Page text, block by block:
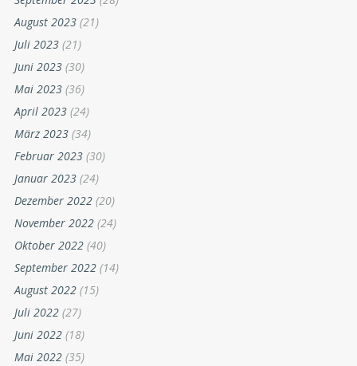
August 2023 (21)
Juli 2023 (21)
Juni 2023 (30)
Mai 2023 (36)
April 2023 (24)
März 2023 (34)
Februar 2023 (30)
Januar 2023 (24)
Dezember 2022 (20)
November 2022 (24)
Oktober 2022 (40)
September 2022 (14)
August 2022 (15)
Juli 2022 (27)
Juni 2022 (18)
Mai 2022 (35)